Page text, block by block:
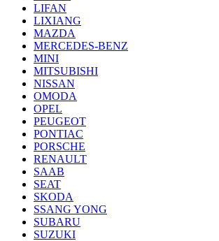
LIFAN
LIXIANG
MAZDA
MERCEDES-BENZ
MINI
MITSUBISHI
NISSAN
OMODA
OPEL
PEUGEOT
PONTIAC
PORSCHE
RENAULT
SAAB
SEAT
SKODA
SSANG YONG
SUBARU
SUZUKI